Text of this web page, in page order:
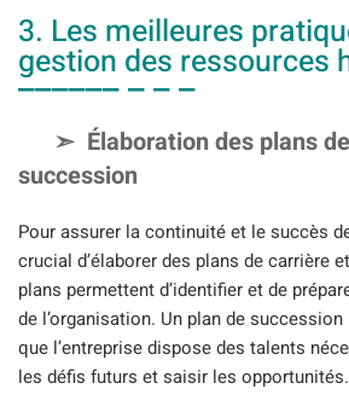
3. Les meilleures
gestion des ressources
Élaboration des plans
succession
Pour assurer la continuité et le succès
crucial d’élaborer des plans de carrière
plans permettent d’identifier et de
de l’organisation. Un plan de
que l’entreprise dispose des talents
les défis futurs et saisir les opportunités.